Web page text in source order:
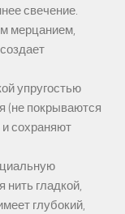
свечение.
мерцанием,
упругостью
(не покрываются
сохраняют
нить гладкой,
глубокий,